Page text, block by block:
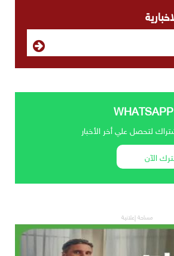
لتحصل علي أخر الأخبار
الآن
مساحة إعلانية